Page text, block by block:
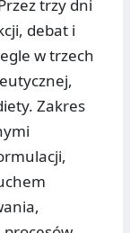
trzy dni
debat i
w trzech
Zakres